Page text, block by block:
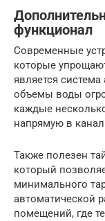
функционал
Современные
которые
является
объемы воды
каждые
напрямую в
Также полезен
который
минимального
автоматической
помещений, где